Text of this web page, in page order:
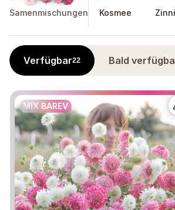
Samenmischungen Kosmee
Verfügbar22 Bald
MIX BAREV